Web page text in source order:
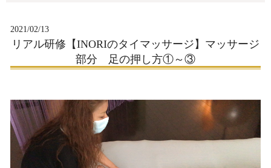
2021/02/13
リアル研修【INORIのタイマッサージ】マッサージ
部分 足の押し方①～③